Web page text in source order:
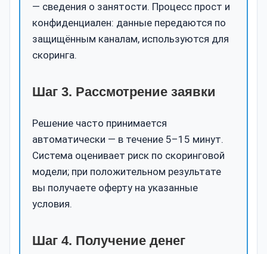
— сведения о занятости. Процесс прост и
конфиденциален: данные передаются по
защищённым каналам, используются для
скоринга.
Шаг 3. Рассмотрение заявки
Решение часто принимается
автоматически — в течение 5–15 минут.
Система оценивает риск по скоринговой
модели; при положительном результате
вы получаете оферту на указанные
условия.
Шаг 4. Получение денег